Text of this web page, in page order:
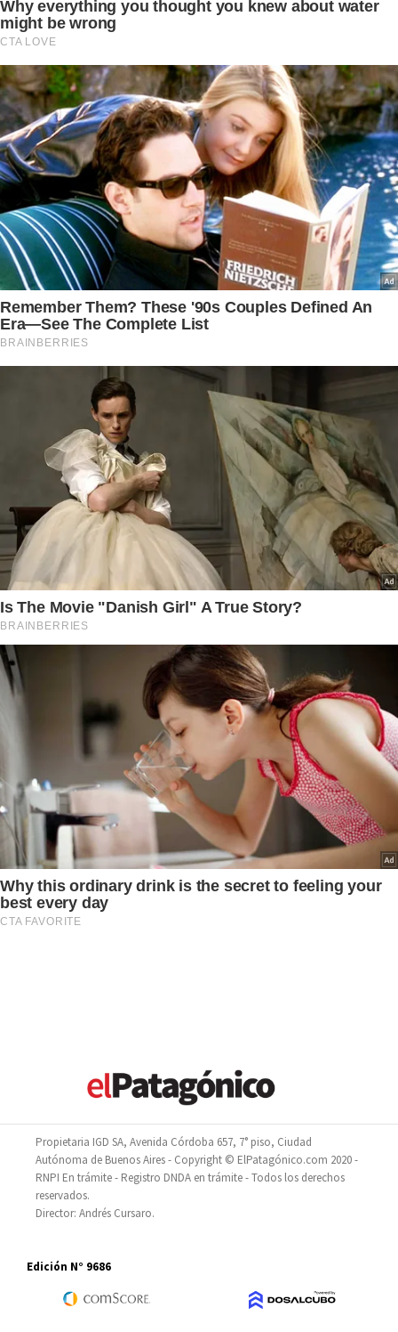
Propietaria IGD SA, Avenida Córdoba 657, 7° piso, Ciudad
Autónoma de Buenos Aires - Copyright © ElPatagónico.com 2020 -
RNPI En trámite - Registro DNDA en trámite - Todos los derechos
reservados.
Director: Andrés Cursaro.
Edición N° 9686